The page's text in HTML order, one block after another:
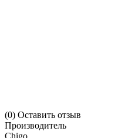
(0) Оставить отзыв
Производитель
Chigo